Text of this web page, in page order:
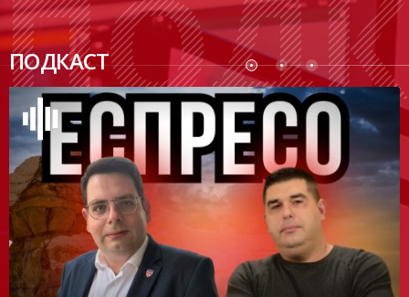
ПОДКАСТ
ПОДК
АСТ